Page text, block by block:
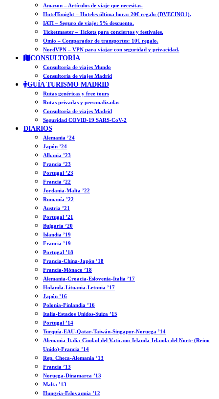
Amazon – Artículos de viaje que necesitas.
HotelTonight – Hoteles última hora: 20€ regalo (DVECINO1).
IATI – Seguro de viaje: 5% descuento.
Ticketmaster – Tickets para conciertos y festivales.
Omio – Comparador de transportes: 10€ regalo.
NordVPN – VPN para viajar con seguridad y privacidad.
CONSULTORÍA
Consultoría de viajes Mundo
Consultoría de viajes Madrid
GUÍA TURISMO MADRID
Rutas genéricas y free tours
Rutas privadas y personalizadas
Consultoría de viajes Madrid
Seguridad COVID-19 SARS-CoV-2
DIARIOS
Alemania ’24
Japón ’24
Albania ’23
Francia ’23
Portugal ’23
Francia ’22
Jordania-Malta ’22
Rumanía ’22
Austria ’21
Portugal ’21
Bulgaria ’20
Islandia ’19
Francia ’19
Portugal ’18
Francia-China-Japón ’18
Francia-Mónaco ’18
Alemania-Croacia-Eslovenia-Italia ’17
Holanda-Lituania-Letonia ’17
Japón ’16
Polonia-Finlandia ’16
Italia-Estados Unidos-Suiza ’15
Portugal ’14
Turquía-EAU-Qatar-Taiwán-Singapur-Noruega ’14
Alemania-Italia-Ciudad del Vaticano-Irlanda-Irlanda del Norte (Reino
Unido)-Francia ’14
Rep. Checa-Alemania ’13
Francia ’13
Noruega-Dinamarca ’13
Malta ’13
Hungría-Eslovaquia ’12